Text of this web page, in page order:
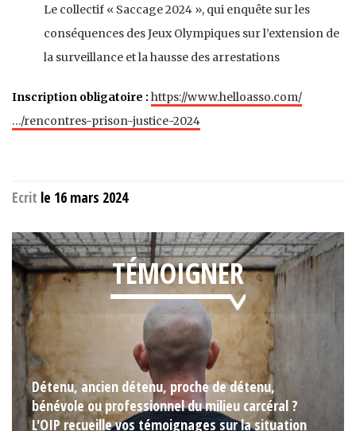
Le collectif « Saccage 2024 », qui enquête sur les
conséquences des Jeux Olympiques sur l’extension de
la surveillance et la hausse des arrestations
Inscription obligatoire : https://www.helloasso.com/
…/rencontres-prison-justice-2024
Ecrit le 16 mars 2024
TÉMOIGNER
Détenu, ancien détenu, proche de détenu,
bénévole ou professionnel du milieu carcéral ?
L'OIP recueille vos témoignages sur la situation